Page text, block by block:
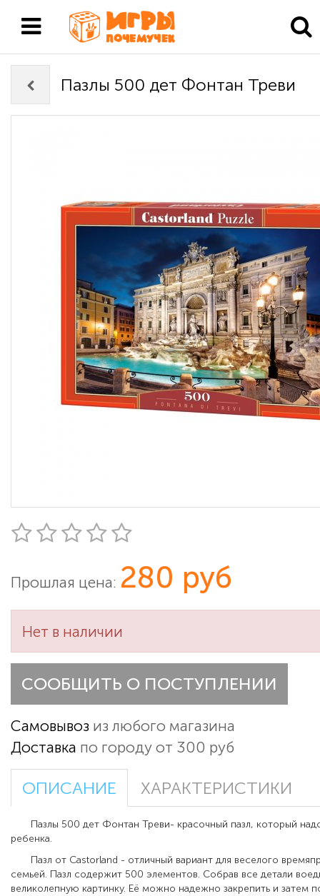
Пазлы 500 дет Фонтан Треви
Прошлая цена: 280 руб
Нет в наличии
СООБЩИТЬ О ПОСТУПЛЕНИИ
Самовывоз из любого магазина
Доставка по городу от 300 руб
ОПИСАНИЕ ХАРАКТЕРИСТИКИ
Пазлы 500 дет Фонтан Треви- красочный пазл, который
ребенка.
Пазл от Castorland - отличный вариант для веселого
семьей. Пазл содержит 500 элементов. Собрав все детали
великолепную картинку. Её можно надежно закрепить и затем